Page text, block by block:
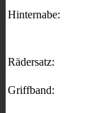
Hinternabe:
Rädersatz:
Griffband: